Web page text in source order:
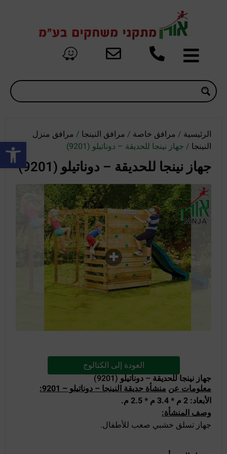
الرئيسية / مرافق خاصة / مرافق النينجا / مرافق منزل
النينجا / جهاز نينجا للحديقة – دوناتيلو (9201)
جهاز نينجا للحديقة – دوناتيلو (9201)
العودة إلى الكتالوج
جهاز نينجا للحديقة – دوناتيلو (9201)
معلومات عن منشأة حديقة النينجا – دوناتيلو – 9201:
الأبعاد: 2 م * 3.4 م * 2.5 م.
وصف المنشأة:
جهاز تسلق خشبي صعب للأطفال.